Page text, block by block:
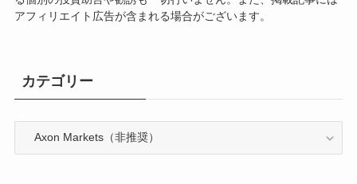
アフィリエイト広告が含まれる場合がございます。
カテゴリー